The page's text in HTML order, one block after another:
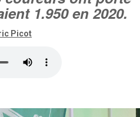
1.950 en 2020.
Picot